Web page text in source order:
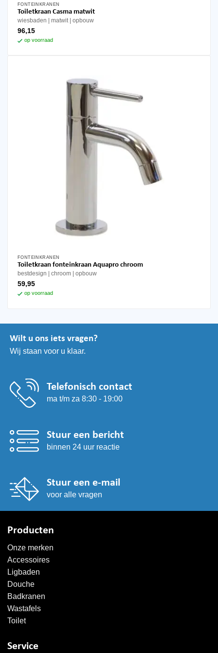
FONTEINKRANEN
Toiletkraan Casma matwit
wiesbaden matwit opbouw
96,15
op voorraad
FONTEINKRANEN
Toiletkraan fonteinkraan Aquapro chroom
bestdesign chroom opbouw
59,95
op voorraad
Wilt u ons iets vragen?
Wij staan voor u klaar.
Telefonisch contact
ma t/m za 8:30 - 19:00
Stuur een bericht
binnen 24 uur reactie
Stuur een e-mail
voor alle vragen
Producten
Onze merken
Accessoires
Ligbaden
Douche
Badkranen
Wastafels
Toilet
Service